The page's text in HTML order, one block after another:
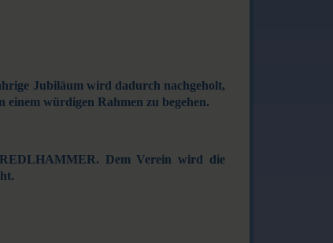
Jubiläum wird dadurch nachgeholt,
einem würdigen Rahmen zu begehen.
Dem Verein wird die